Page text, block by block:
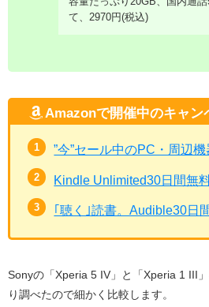
て、2970円(税込)
Amazonで開催中のキャン
”今”セール中のPC・周辺
Kindle Unlimited30日間無
｢聴く｣読書。Audible30日
Sonyの「Xperia 5 IV」と「Xperia 1 III
り調べたので細かく比較します。